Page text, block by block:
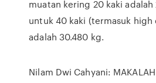
muatan kering 20 kaki
untuk 40 kaki (termasuk
adalah 30.480 kg.
Nilam Dwi Cahyani: MAKALAH